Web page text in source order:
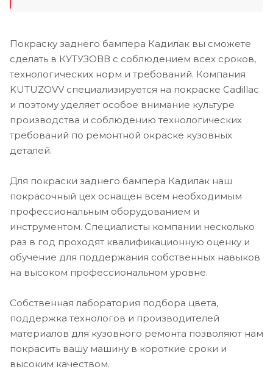
Покраску заднего бампера Кадилак вы сможете
сделать в КУТУЗОВВ с соблюдением всех сроков,
технологических норм и требований. Компания
KUTUZOVV специализируется на покраске Cadillac
и поэтому уделяет особое внимание культуре
производства и соблюдению технологических
требований по ремонтной окраске кузовных
деталей.
Для покраски заднего бампера Кадилак наш
покрасочный цех оснащен всем необходимым
профессиональным оборудованием и
инструментом. Специалисты компании несколько
раз в год проходят квалификационную оценку и
обучение для поддержания собственных навыков
на высоком профессиональном уровне.
Собственная лаборатория подбора цвета,
поддержка технологов и производителей
материалов для кузовного ремонта позволяют нам
покрасить вашу машину в короткие сроки и
высоким качеством.